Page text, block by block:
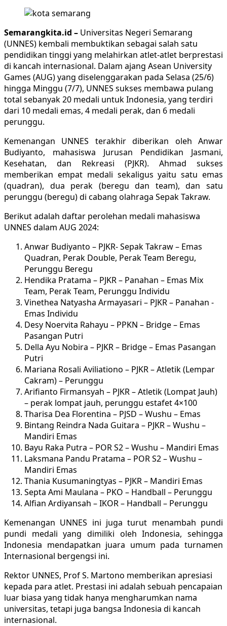
Semarangkita.id – Universitas Negeri Semarang
(UNNES) kembali membuktikan sebagai salah satu
pendidikan tinggi yang melahirkan atlet-atlet berprestasi
di kancah internasional. Dalam ajang Asean University
Games (AUG) yang diselenggarakan pada Selasa (25/6)
hingga Minggu (7/7), UNNES sukses membawa pulang
total sebanyak 20 medali untuk Indonesia, yang terdiri
dari 10 medali emas, 4 medali perak, dan 6 medali
perunggu.
Kemenangan UNNES terakhir diberikan oleh Anwar
Budiyanto, mahasiswa Jurusan Pendidikan Jasmani,
Kesehatan, dan Rekreasi (PJKR). Ahmad sukses
memberikan empat medali sekaligus yaitu satu emas
(quadran), dua perak (beregu dan team), dan satu
perunggu (beregu) di cabang olahraga Sepak Takraw.
Berikut adalah daftar perolehan medali mahasiswa
UNNES dalam AUG 2024:
Anwar Budiyanto – PJKR- Sepak Takraw – Emas
Quadran, Perak Double, Perak Team Beregu,
Perunggu Beregu
Hendika Pratama – PJKR – Panahan – Emas Mix
Team, Perak Team, Perunggu Individu
Vinethea Natyasha Armayasari – PJKR – Panahan -
Emas Individu
Desy Noervita Rahayu – PPKN – Bridge – Emas
Pasangan Putri
Della Ayu Nobira – PJKR – Bridge – Emas Pasangan
Putri
Mariana Rosali Aviliationo – PJKR – Atletik (Lempar
Cakram) – Perunggu
Arifianto Firmansyah – PJKR – Atletik (Lompat Jauh)
– perak lompat jauh, perunggu estafet 4×100
Tharisa Dea Florentina – PJSD – Wushu – Emas
Bintang Reindra Nada Guitara – PJKR – Wushu –
Mandiri Emas
Bayu Raka Putra – POR S2 – Wushu – Mandiri Emas
Laksmana Pandu Pratama – POR S2 – Wushu –
Mandiri Emas
Thania Kusumaningtyas – PJKR – Mandiri Emas
Septa Ami Maulana – PKO – Handball – Perunggu
Alfian Ardiyansah – IKOR – Handball – Perunggu
Kemenangan UNNES ini juga turut menambah pundi
pundi medali yang dimiliki oleh Indonesia, sehingga
Indonesia mendapatkan juara umum pada turnamen
Internasional bergengsi ini.
Rektor UNNES, Prof S. Martono memberikan apresiasi
kepada para atlet. Prestasi ini adalah sebuah pencapaian
luar biasa yang tidak hanya mengharumkan nama
universitas, tetapi juga bangsa Indonesia di kancah
internasional.